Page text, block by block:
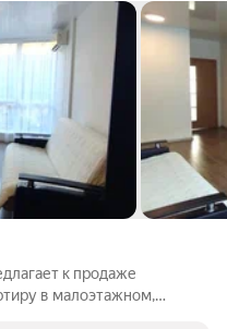
к продаже
в малоэтажном,